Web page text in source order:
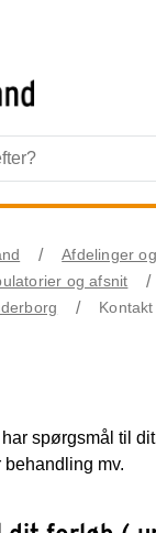
Afdelinger
og afsnit
Kontakt
spørgsmål til
mv.